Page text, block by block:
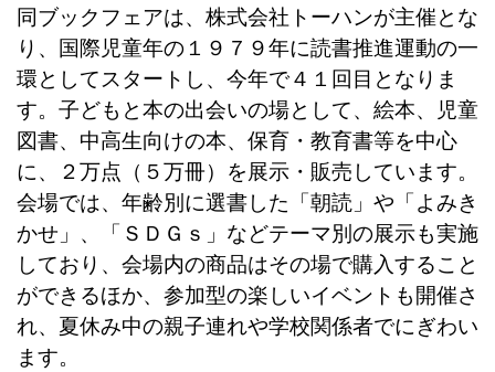
同ブックフェアは、株式会社トーハンが主催とな
り、国際児童年の１９７９年に読書推進運動の一
環としてスタートし、今年で４１回目となりま
す。子どもと本の出会いの場として、絵本、児童
図書、中高生向けの本、保育・教育書等を中心
に、２万点（５万冊）を展示・販売しています。
会場では、年齢別に選書した「朝読」や「よみき
かせ」、「ＳＤＧｓ」などテーマ別の展示も実施
しており、会場内の商品はその場で購入すること
ができるほか、参加型の楽しいイベントも開催さ
れ、夏休み中の親子連れや学校関係者でにぎわい
ます。